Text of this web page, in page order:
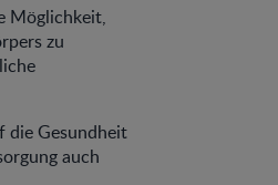
Möglichkeit,
zu
die Gesundheit
auch